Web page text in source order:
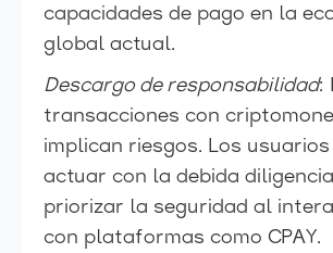
capacidades de pago en la
global actual.
Descargo de responsabilidad:
transacciones con
implican riesgos. Los usuarios
actuar con la debida
priorizar la seguridad al
con plataformas como CPAY.